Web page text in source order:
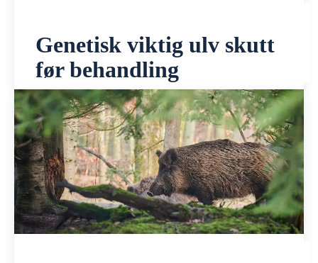
Genetisk viktig ulv skutt
før behandling